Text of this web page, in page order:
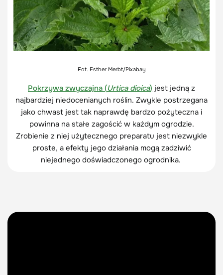
Fot. Esther Merbt/Pixabay
Pokrzywa zwyczajna (Urtica dioica) jest jedną z
najbardziej niedocenianych roślin. Zwykle postrzegana
jako chwast jest tak naprawdę bardzo pożyteczna i
powinna na stałe zagościć w każdym ogrodzie.
Zrobienie z niej użytecznego preparatu jest niezwykle
proste, a efekty jego działania mogą zadziwić
niejednego doświadczonego ogrodnika.